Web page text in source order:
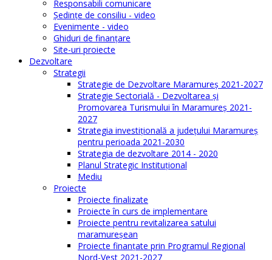
Responsabili comunicare
Şedinţe de consiliu - video
Evenimente - video
Ghiduri de finanţare
Site-uri proiecte
Dezvoltare
Strategii
Strategie de Dezvoltare Maramureș 2021-2027
Strategie Sectorială - Dezvoltarea și
Promovarea Turismului în Maramureș 2021-
2027
Strategia investiţională a județului Maramureș
pentru perioada 2021-2030
Strategia de dezvoltare 2014 - 2020
Planul Strategic Instituţional
Mediu
Proiecte
Proiecte finalizate
Proiecte în curs de implementare
Proiecte pentru revitalizarea satului
maramureşean
Proiecte finanțate prin Programul Regional
Nord-Vest 2021-2027